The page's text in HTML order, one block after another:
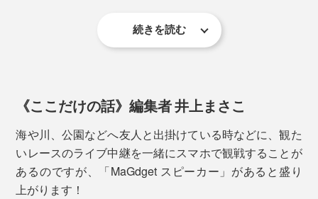
集いの場や、その空間をBGMで盛り上げたい時に。出
張や旅先のホテルで音楽を流したい、動画を観たい時
に。
続きを読む
《ここだけの話》編集者 井上まさこ
海や川、公園などへ友人と出掛けている時などに、観た
いレースのライブ中継を一緒にスマホで観戦することが
あるのですが、「MaGdget スピーカー」があると盛り
上がります！